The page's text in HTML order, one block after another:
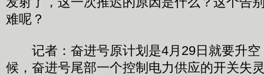
难呢？
记者：奋进号原计划是4月29日就要升空
候，奋进号尾部一个控制电力供应的开关失